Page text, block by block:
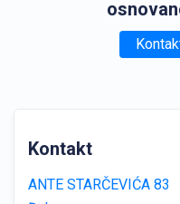
Kontakt
ANTE STARČEVIĆA 83